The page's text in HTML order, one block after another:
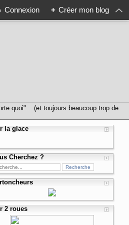
Connexion + Créer mon blog
quoi"....(et toujours beaucoup trop de
la glace
Cherchez ?
2 roues